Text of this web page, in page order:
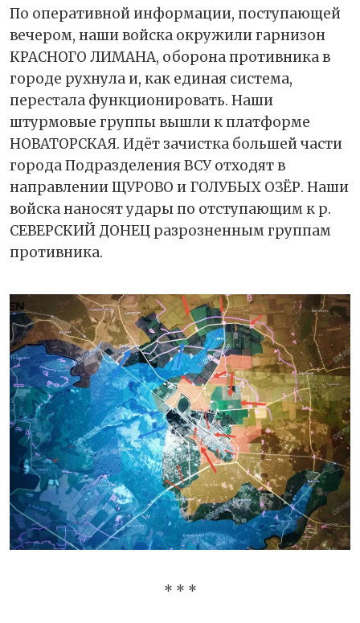
По оперативной информации, поступающей
вечером, наши войска окружили гарнизон
КРАСНОГО ЛИМАНА, оборона противника в
городе рухнула и, как единая система,
перестала функционировать. Наши
штурмовые группы вышли к платформе
НОВАТОРСКАЯ. Идёт зачистка большей части
города Подразделения ВСУ отходят в
направлении ЩУРОВО и ГОЛУБЫХ ОЗЁР. Наши
войска наносят удары по отступающим к р.
СЕВЕРСКИЙ ДОНЕЦ разрозненным группам
противника.
* * *